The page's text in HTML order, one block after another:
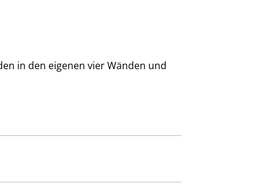
in den eigenen vier Wänden und